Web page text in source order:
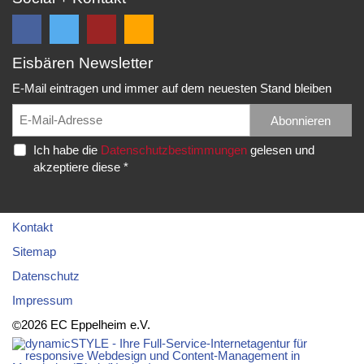
Folge
Facebook
und
erhalte
die
Folge
Twitter
und
erhalte
die
EC
Rudolf-
Diesel-
Str.
Eppelheim
83
92
Telefax:
Falls
Spielberichte,
etc.
Eisbären Newsletter
E-Mail eintragen und immer auf dem neuesten Stand bleiben
Abonnieren
Ich habe die Datenschutzbestimmungengelesen und
akzeptiere diese *
Kontakt
Sitemap
Datenschutz
Impressum
©2026 EC Eppelheim e.V.